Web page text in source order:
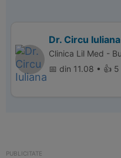
Dr. Circu Iuliana
Clinica Lil Med -
📅 din 11.08 • 👍 5